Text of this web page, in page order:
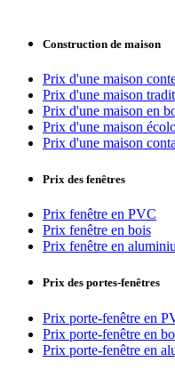
Construction de maison
Prix d'une maison
Prix d'une maison
Prix d'une maison en
Prix d'une maison
Prix d'une maison
Prix des fenêtres
Prix fenêtre en PVC
Prix fenêtre en bois
Prix fenêtre en
Prix des portes-fenêtres
Prix porte-fenêtre en
Prix porte-fenêtre en
Prix porte-fenêtre en